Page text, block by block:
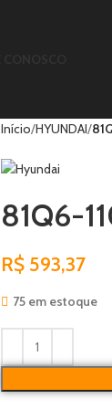
Início HYUNDAI
81Q6-
R$593,37
75 em estoque